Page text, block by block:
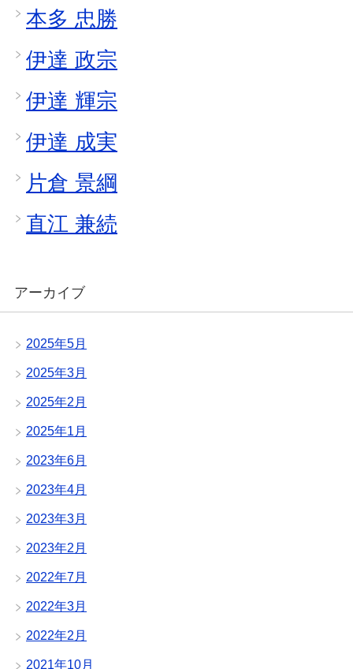
本多 忠勝
伊達 政宗
伊達 輝宗
伊達 成実
片倉 景綱
直江 兼続
アーカイブ
2025年5月
2025年3月
2025年2月
2025年1月
2023年6月
2023年4月
2023年3月
2023年2月
2022年7月
2022年3月
2022年2月
2021年10月